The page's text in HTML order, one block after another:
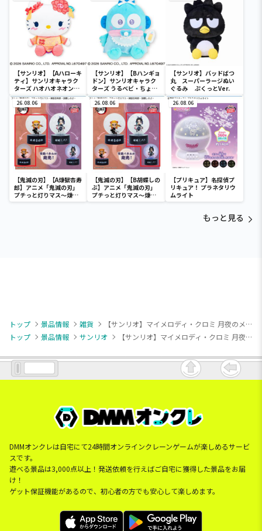
ディ マーメイドver. ～
【サンリオ】【Aハローキ
ティ】サンリオキャラク
ターズ ハオハオネオンタ
ウンドールBIGタイプ1
【サンリオ】【Bハンギョ
ドン】サンリオキャラク
ターズ うるベビ・ちょい
デカドール
【サンリオ】バッドばつ
丸 スーパーラージぬい
ぐるみ ぷくっとVer.
26.08.06
【鬼滅の刃】【A煉獄杏寿
郎】アニメ「鬼滅の刃」
プチっと灯りマス～煉獄
杏寿郎・胡蝶しのぶ～
26.08.06
【鬼滅の刃】【B胡蝶しの
ぶ】アニメ「鬼滅の刃」
プチっと灯りマス～煉獄
杏寿郎・胡蝶しのぶ～
26.08.06
【プリキュア】名探偵プ
リキュア！ プラネタリウ
ムライト
もっと見る
トップ 景品情報 雑貨
【サンリオ】マイメロディ・クロミ 月夜のメロクロラバーマット
トップ
景品情報 サンリオ 【サンリオ】マイメロディ・クロミ 月夜のメロクロラバーマット
DMMオンクレは自宅にて24時間オンラインクレーンゲームが楽しめるサービ
スです。
遊べる景品は3,000点以上！発送依頼を行えばご自宅に獲得した景品をお届
け！
ゲット保証機能があるので、初心者の方でも安心して楽しめます。